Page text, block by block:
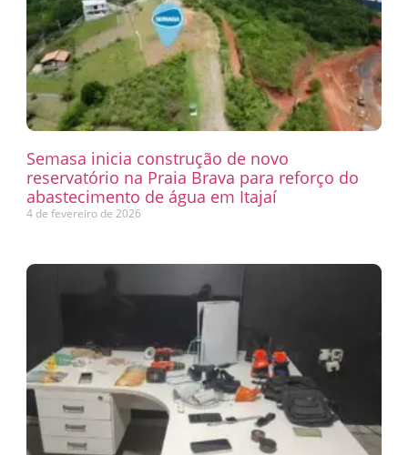
Semasa inicia construção de novo
reservatório na Praia Brava para reforço do
abastecimento de água em Itajaí
4 de fevereiro de 2026